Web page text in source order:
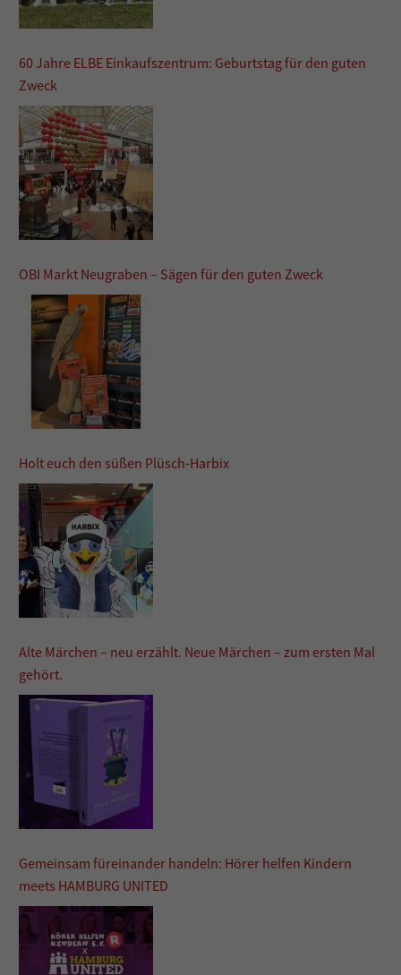
60 Jahre ELBE Einkaufszentrum: Geburtstag für den guten
Zweck
OBI Markt Neugraben – Sägen für den guten Zweck
Holt euch den süßen Plüsch-Harbix
Alte Märchen – neu erzählt. Neue Märchen – zum ersten Mal
gehört.
Gemeinsam füreinander handeln: Hörer helfen Kindern
meets HAMBURG UNITED